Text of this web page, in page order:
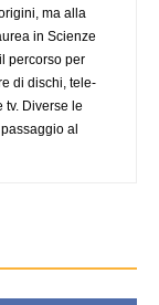
ma alla
in Scienze
percorso per
di dischi, tele-
Diverse le
al